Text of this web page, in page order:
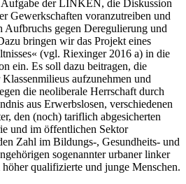
Aufgabe der LINKEN, die Diskussion
Gewerkschaften voranzutreiben und
Aufbruchs gegen Deregulierung und
bringen wir das Projekt eines
(vgl. Riexinger 2016 a) in die
ein. Es soll dazu beitragen, die
aufzunehmen und
die neoliberale Herrschaft durch
aus Erwerbslosen, verschiedenen
den (noch) tariflich abgesicherten
und im öffentlichen Sektor
Zahl im Bildungs-, Gesundheits- und
sogenannter urbaner linker
qualifizierte und junge Menschen.